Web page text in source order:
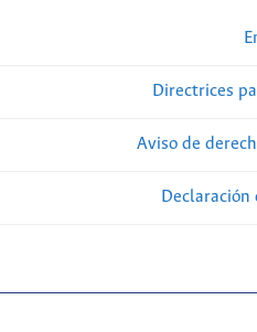
Directrices
Aviso de
Declaración